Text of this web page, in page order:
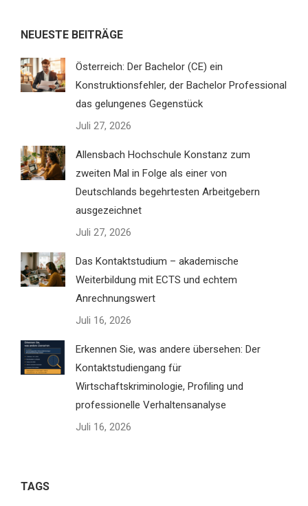
NEUESTE BEITRÄGE
Österreich: Der Bachelor (CE) ein
Konstruktionsfehler, der Bachelor Professional
das gelungenes Gegenstück
Juli 27, 2026
Allensbach Hochschule Konstanz zum
zweiten Mal in Folge als einer von
Deutschlands begehrtesten Arbeitgebern
ausgezeichnet
Juli 27, 2026
Das Kontaktstudium – akademische
Weiterbildung mit ECTS und echtem
Anrechnungswert
Juli 16, 2026
Erkennen Sie, was andere übersehen: Der
Kontaktstudiengang für
Wirtschaftskriminologie, Profiling und
professionelle Verhaltensanalyse
Juli 16, 2026
TAGS